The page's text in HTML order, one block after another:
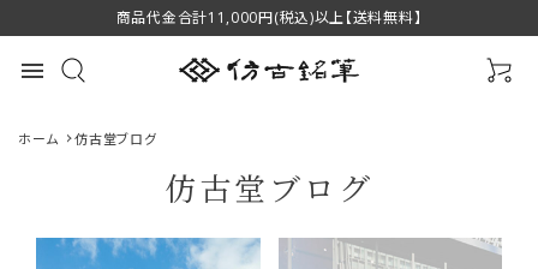
商品代金合計11,000円(税込)以上【送料無料】
menu
最近チェックした商品
ホーム 仿古堂ブログ
仿古堂ブログ